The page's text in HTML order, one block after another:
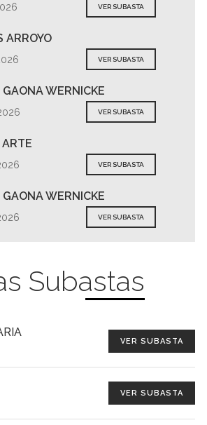
VER SUBASTA
ARROYO
VER SUBASTA
WERNICKE
VER SUBASTA
VER SUBASTA
WERNICKE
VER SUBASTA
Subastas
VER SUBASTA
VER SUBASTA